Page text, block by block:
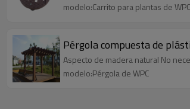
modelo:Carrito para plantas de WPC
Pérgola compuesta de
Aspecto de madera natural No
modelo:Pérgola de WPC